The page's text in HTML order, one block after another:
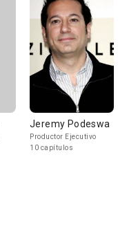
Jeremy Podeswa
Productor Ejecutivo
10 capítulos